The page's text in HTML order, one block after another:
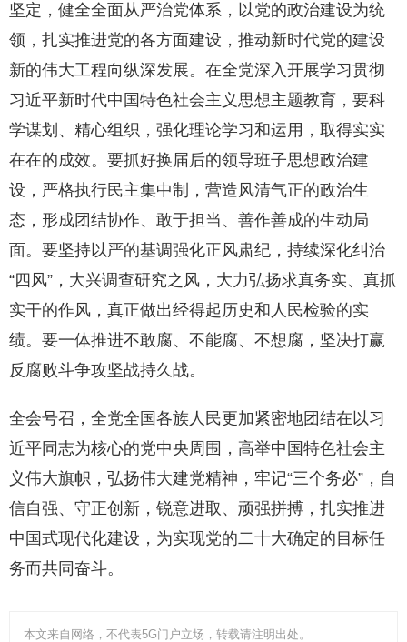
坚定，健全全面从严治党体系，以党的政治建设为统
领，扎实推进党的各方面建设，推动新时代党的建设
新的伟大工程向纵深发展。在全党深入开展学习贯彻
习近平新时代中国特色社会主义思想主题教育，要科
学谋划、精心组织，强化理论学习和运用，取得实实
在在的成效。要抓好换届后的领导班子思想政治建
设，严格执行民主集中制，营造风清气正的政治生
态，形成团结协作、敢于担当、善作善成的生动局
面。要坚持以严的基调强化正风肃纪，持续深化纠治
“四风”，大兴调查研究之风，大力弘扬求真务实、真抓
实干的作风，真正做出经得起历史和人民检验的实
绩。要一体推进不敢腐、不能腐、不想腐，坚决打赢
反腐败斗争攻坚战持久战。
全会号召，全党全国各族人民更加紧密地团结在以习
近平同志为核心的党中央周围，高举中国特色社会主
义伟大旗帜，弘扬伟大建党精神，牢记“三个务必”，自
信自强、守正创新，锐意进取、顽强拼搏，扎实推进
中国式现代化建设，为实现党的二十大确定的目标任
务而共同奋斗。
本文来自网络，不代表5G门户立场，转载请注明出处。